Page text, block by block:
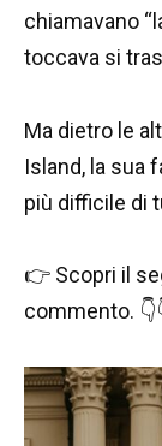
chiamavano
toccava si
Ma dietro le
Island, la sua
più difficile di
👉 Scopri il
commento.